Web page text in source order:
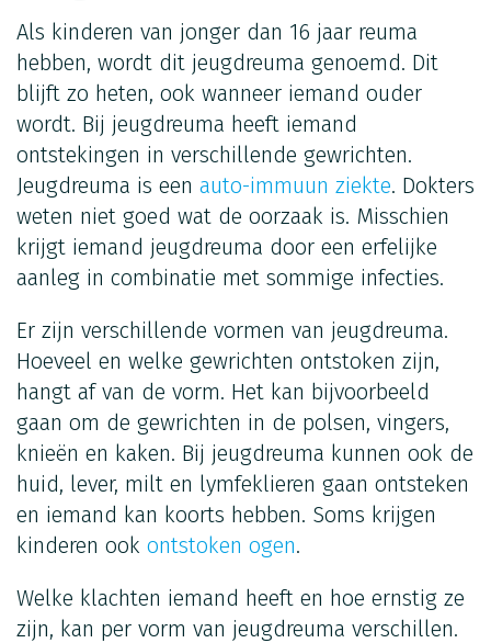
Als kinderen van jonger dan 16 jaar reuma
hebben, wordt dit jeugdreuma genoemd. Dit
blijft zo heten, ook wanneer iemand ouder
wordt. Bij jeugdreuma heeft iemand
ontstekingen in verschillende gewrichten.
Jeugdreuma is een auto-immuun ziekte. Dokters
weten niet goed wat de oorzaak is. Misschien
krijgt iemand jeugdreuma door een erfelijke
aanleg in combinatie met sommige infecties.
Er zijn verschillende vormen van jeugdreuma.
Hoeveel en welke gewrichten ontstoken zijn,
hangt af van de vorm. Het kan bijvoorbeeld
gaan om de gewrichten in de polsen, vingers,
knieën en kaken. Bij jeugdreuma kunnen ook de
huid, lever, milt en lymfeklieren gaan ontsteken
en iemand kan koorts hebben. Soms krijgen
kinderen ook ontstoken ogen.
Welke klachten iemand heeft en hoe ernstig ze
zijn, kan per vorm van jeugdreuma verschillen.